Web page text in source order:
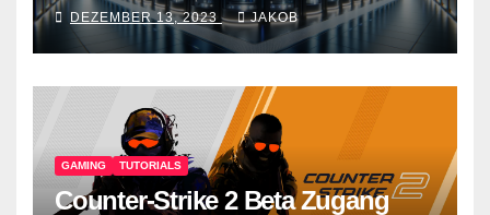
DEZEMBER 13, 2023 JAKOB
GAMING TUTORIALS
Counter-Strike 2 Beta Zugang